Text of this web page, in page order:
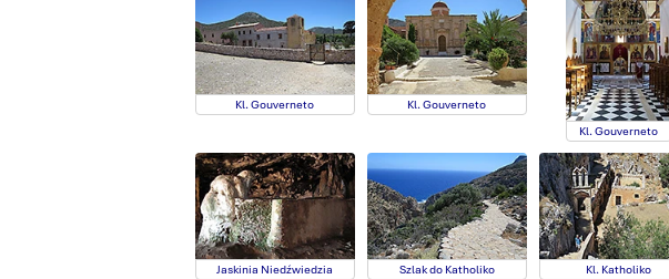
Kl. Gouverneto
Kl. Gouverneto
Kl. Gouverneto
Jaskinia Niedźwiedzia Szlak do Katholiko Kl. Katholiko